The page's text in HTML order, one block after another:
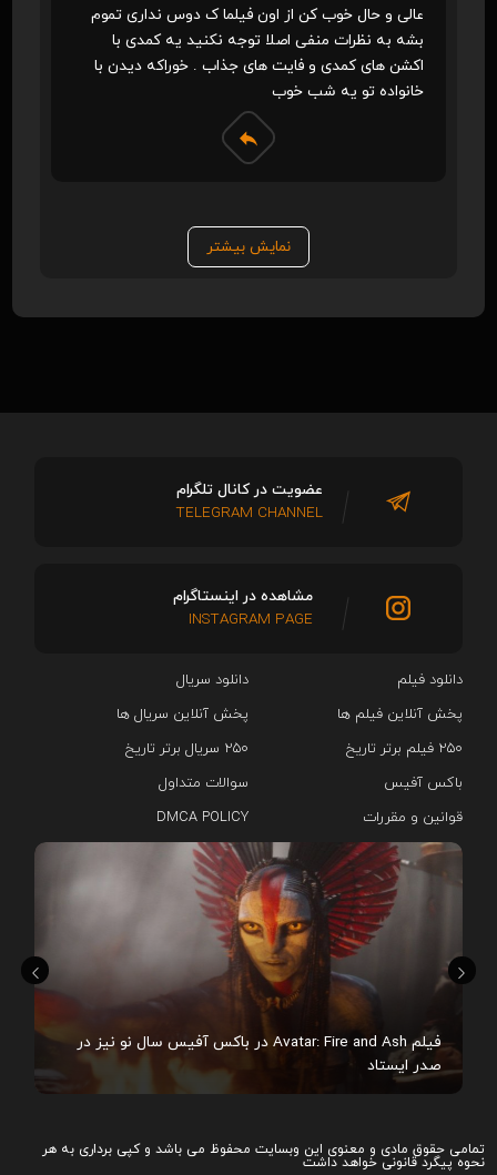
عالی و حال خوب کن از اون فیلما ک دوس نداری تموم
بشه به نظرات منفی اصلا توجه نکنید یه کمدی با
اکشن های کمدی و فایت های جذاب . خوراکه دیدن با
خانواده تو یه شب خوب
نمایش بیشتر
فیلم Avatar: Fire and Ash در باکس آفیس سال نو نیز در
صدر ایستاد
دانلود فیلم
دانلود سریال‌
پخش آنلاین فیلم ها
پخش آنلاین سریال ها
۲۵۰ فیلم برتر تاریخ
۲۵۰ سریال برتر تاریخ
باکس آفیس
سوالات متداول
قوانین و مقررات
DMCA POLICY
عضویت در کانال تلگرام
TELEGRAM CHANNEL
مشاهده در اینستاگرام
INSTAGRAM PAGE
تمامی حقوق مادی و معنوی این وبسایت محفوظ می باشد و کپی برداری به هر
نحوه پیگرد قانونی خواهد داشت